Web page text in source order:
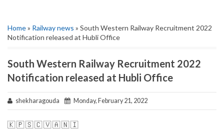
Home» Railway news » South Western Railway Recruitment 2022
Notification released at Hubli Office
South Western Railway Recruitment 2022
Notification released at Hubli Office
shekharagouda Monday, February 21, 2022
🇰 🇵 🇸 🇨 🇻 🇦 🇳 🇮